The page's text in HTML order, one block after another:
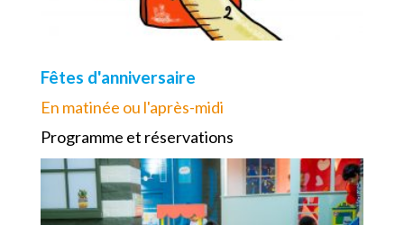
Fêtes d'anniversaire
En matinée ou l'après-midi
Programme et réservations